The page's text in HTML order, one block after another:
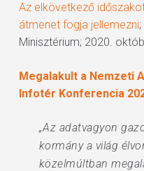
Az elkövetkező
átmenet fogja jellemezni
Minisztérium; 2020.
Megalakult a Nemzeti
Infotér Konferencia
„Az adatvagyon
kormány a világ
közelmúltban